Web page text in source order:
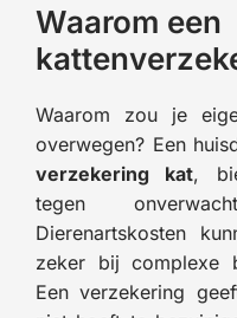
Waarom een
Waarom zou je
overwegen? Een
verzekering kat,
tegen
Dierenartskosten
zeker bij complexe
Een verzekering